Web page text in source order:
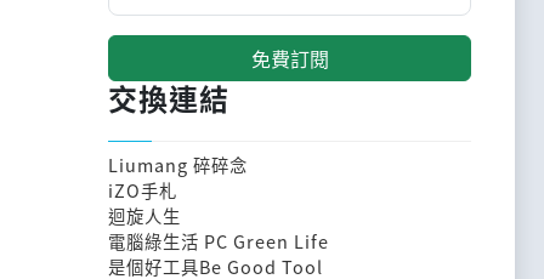
免費訂閱
交換連結
Liumang 碎碎念
iZO手札
迴旋人生
電腦綠生活 PC Green Life
是個好工具Be Good Tool